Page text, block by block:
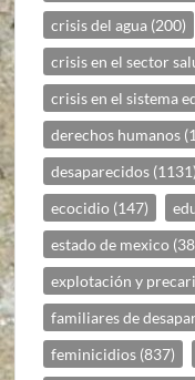
crisis del agua (200)
crisis en el sector
crisis en el sistema
derechos humanos
desaparecidos (1131)
ecocidio (147)
estado de mexico
explotación y
familiares de
feminicidios (837)